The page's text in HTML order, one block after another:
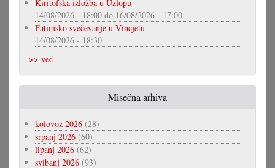
Kiritofska izložba u Uzlopu
14/08/2026 - 18:00 do 16/08/2026 - 17:00
Fatimsko svečevanje u Vincjetu
14/08/2026 - 18:30
>> već
Misečna arhiva
kolovoz 2026 (28)
srpanj 2026 (60)
lipanj 2026 (62)
svibanj 2026 (93)